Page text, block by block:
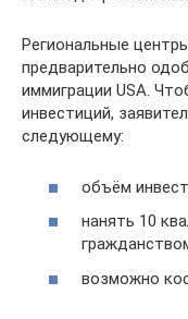
Региональные
предварительно
иммиграции USA.
инвестиций,
следующему:
объём
нанять 10
возможно